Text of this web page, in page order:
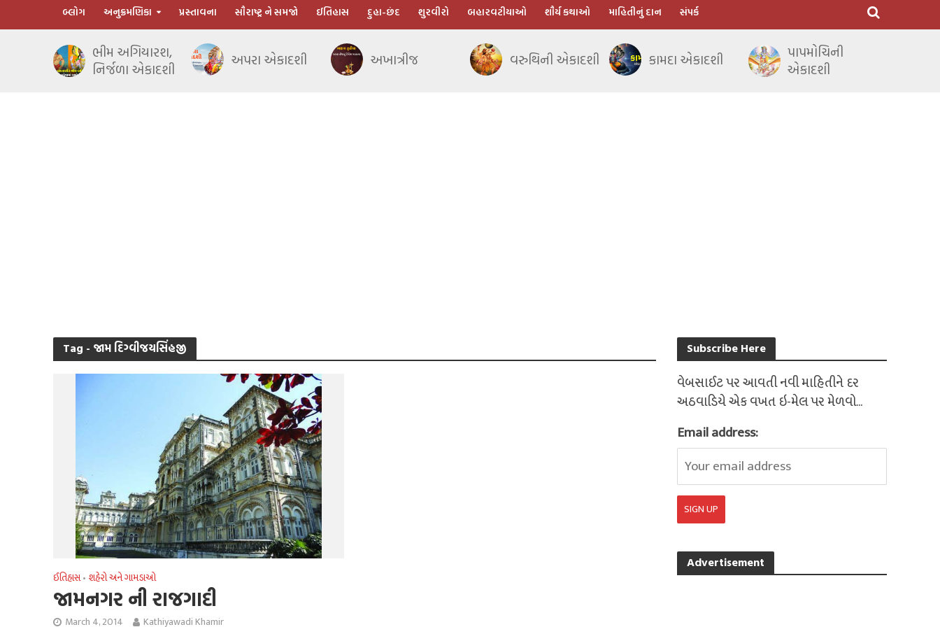
બ્લોગ અનુક્રમણિકા પ્રસ્તાવના સૌરાષ્ટ્ર ને સમજો ઈતિહાસ દુહા-છંદ શુરવીરો બહારવટીયાઓ શૌર્ય કથાઓ માહિતીનું દાન સંપર્ક
ભીમ અગિયારશ,
નિર્જળા એકાદશી
અપરા એકાદશી અખાત્રીજ વરુથિની એકાદશી કામદા એકાદશી
પાપમોચિની
એકાદશી
Tag - જામ દિગ્વીજયસિંહજી
ઈતિહાસ • શહેરો અને ગામડાઓ
જામનગર ની રાજગાદી
March 4, 2014 Kathiyawadi Khamir
Subscribe Here
વેબસાઈટ પર આવતી નવી માહિતીને દર
અઠવાડિયે એક વખત ઇ-મેલ પર મેળવો...
Email address:
Advertisement